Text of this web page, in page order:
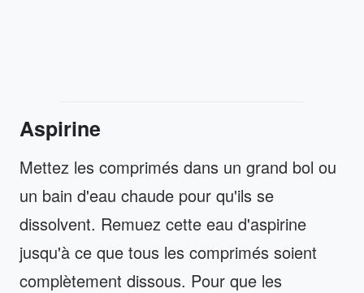
Aspirine
Mettez les comprimés dans un grand bol ou
un bain d'eau chaude pour qu'ils se
dissolvent. Remuez cette eau d'aspirine
jusqu'à ce que tous les comprimés soient
complètement dissous. Pour que les